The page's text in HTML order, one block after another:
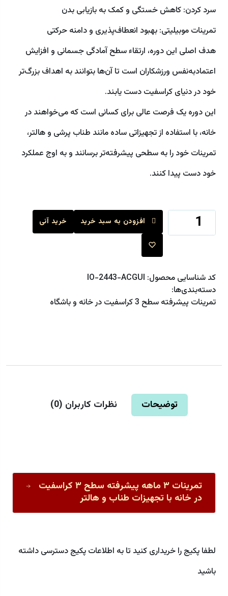
سرد کردن: کاهش خستگی و کمک به بازیابی بدن
تمرینات موبیلیتی: بهبود انعطاف‌پذیری و دامنه حرکتی
هدف اصلی این دوره، ارتقاء سطح آمادگی جسمانی و افزایش
اعتمادبه‌نفس ورزشکاران است تا آن‌ها بتوانند به اهداف بزرگ‌تر
خود در دنیای کراسفیت دست یابند.
این دوره یک فرصت عالی برای کسانی است که می‌خواهند در
خانه، با استفاده از تجهیزاتی ساده مانند طناب پرشی و هالتر،
تمرینات خود را به سطحی پیشرفته‌تر برسانند و به اوج عملکرد
خود دست پیدا کنند.
افزودن به سبد خرید خرید آنی
کد شناسایی محصول: IO-2443-ACGUI
دسته‌بندی‌ها:
تمرینات پیشرفته سطح 3 کراسفیت در خانه و باشگاه
توضیحات نظرات کاربران (0
)
تمرینات ۳ ماهه پیشرفته سطح ۳ کراسفیت
در خانه با تجهیزات طناب و هالتر
لطفا پکیج را خریداری کنید تا به اطلاعات پکیج دسترسی داشته
باشید